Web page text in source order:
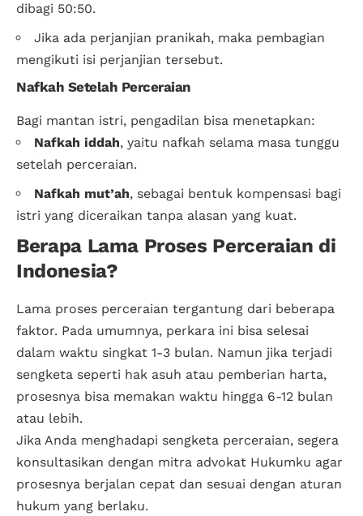
dibagi 50:50.
Jika ada perjanjian pranikah, maka pembagian
mengikuti isi perjanjian tersebut.
Nafkah Setelah Perceraian
Bagi mantan istri, pengadilan bisa menetapkan:
Nafkah iddah, yaitu nafkah selama masa tunggu
setelah perceraian.
Nafkah mut’ah, sebagai bentuk kompensasi bagi
istri yang diceraikan tanpa alasan yang kuat.
Berapa Lama Proses Perceraian di
Indonesia?
Lama proses perceraian tergantung dari beberapa
faktor. Pada umumnya, perkara ini bisa selesai
dalam waktu singkat 1-3 bulan. Namun jika terjadi
sengketa seperti hak asuh atau pemberian harta,
prosesnya bisa memakan waktu hingga 6-12 bulan
atau lebih.
Jika Anda menghadapi sengketa perceraian, segera
konsultasikan dengan mitra advokat Hukumku agar
prosesnya berjalan cepat dan sesuai dengan aturan
hukum yang berlaku.